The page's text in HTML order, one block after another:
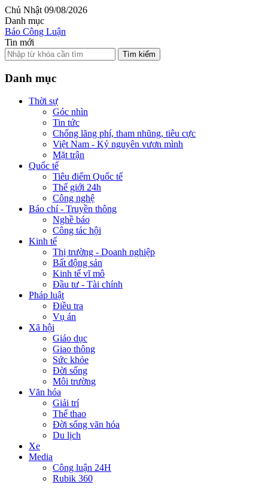
Chủ Nhật 09/08/2026
Danh mục
Báo Công Luận
Tin mới
Tìm kiếm
Danh mục
Thời sự
Góc nhìn
Tin tức
Chống lãng phí, tham nhũng, tiêu cực
Việt Nam - Kỷ nguyên vươn mình
Mặt trận
Quốc tế
Tiêu điểm Quốc tế
Thế giới 24h
Công nghệ
Báo chí - Truyền thông
Nghề báo
Công tác hội
Kinh tế
Thị trường - Doanh nghiệp
Bất động sản
Kinh tế vĩ mô
Đầu tư - Tài chính
Pháp luật
Điều tra
Vụ án
Xã hội
Giáo dục
Giao thông
Sức khỏe
Đời sống
Môi trường
Văn hóa
Giải trí
Thể thao
Đời sống văn hóa
Du lịch
Xe
Media
Công luận 24H
Rubik 360